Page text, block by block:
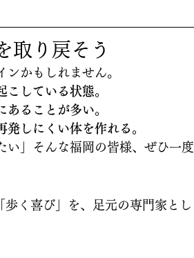
取り戻そう
かもしれません。
している状態。
ることが多い。
しにくい体を作れる。
い」そんな福岡の皆様、ぜひ一度
く喜び」を、足元の専門家とし